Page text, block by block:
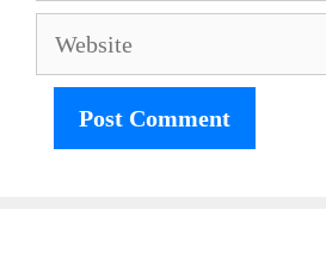
Website